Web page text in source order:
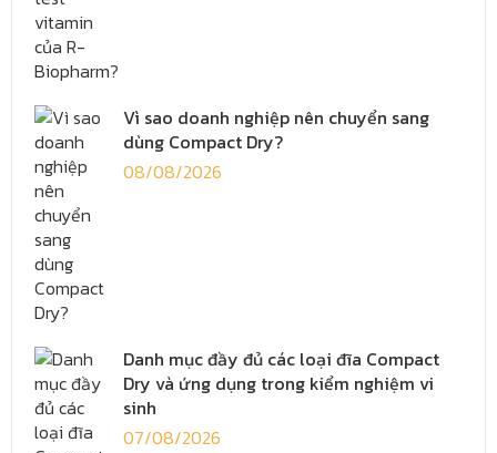
Vì sao doanh nghiệp nên chuyển sang
dùng Compact Dry?
08/08/2026
Danh mục đầy đủ các loại đĩa Compact
Dry và ứng dụng trong kiểm nghiệm vi
sinh
07/08/2026